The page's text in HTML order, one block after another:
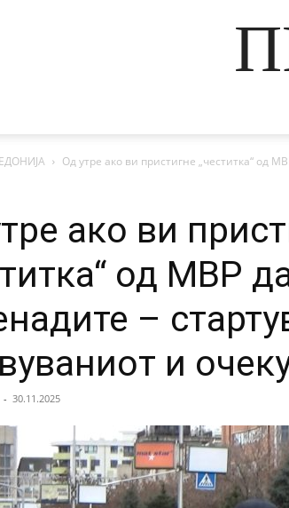
Од утре ако ви пристигне „честитка“ од
ако ви
од МВР
–
и
- 30.11.2025